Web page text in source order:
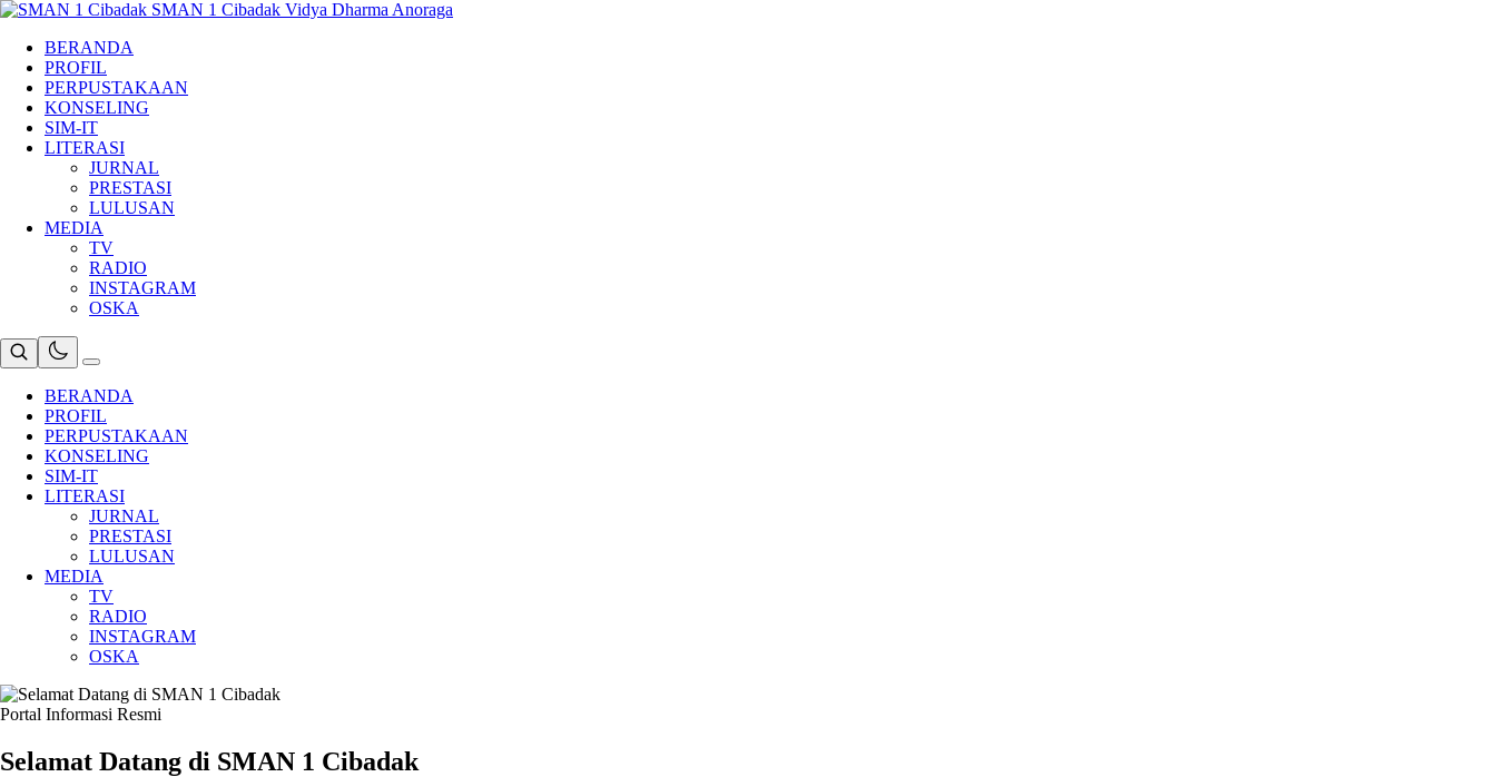
Skip
content
SMAN 1 Cibadak Vidya Dharma Anoraga
BERANDA
PROFIL
PERPUSTAKAAN
KONSELING
SIM-IT
LITERASI
JURNAL
PRESTASI
LULUSAN
MEDIA
TV
RADIO
INSTAGRAM
OSKA
BERANDA
PROFIL
PERPUSTAKAAN
KONSELING
SIM-IT
LITERASI
JURNAL
PRESTASI
LULUSAN
MEDIA
TV
RADIO
INSTAGRAM
OSKA
Portal Informasi Resmi
Selamat Datang di SMAN 1 Cibadak